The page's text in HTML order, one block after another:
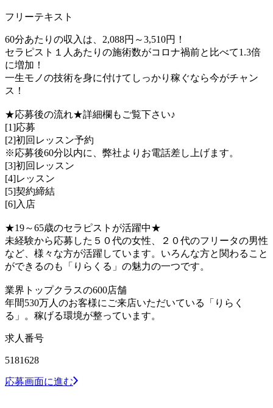
フリーテキスト
60分あたりの収入は、2,088円～3,510円！
セラピスト１人あたりの施術数がコロナ禍前と比べて1.3倍
に増加！
一生モノの技術を身に付けてしっかり稼ぐなら今がチャン
ス！
★応募後の流れ★詳細欄もご覧下さい♪
[1]応募
[2]初回レッスン予約
※応募後60分以内に、弊社よりお電話差し上げます。
[3]初回レッスン
[4]レッスン
[5]契約締結
[6]入店
★19～65歳のセラピストが活躍中★
未経験から応募した５０代の女性、２０代のフリータの男性
など、様々な方が活躍しています。いろんな方と関わること
ができるのも「りらくる」の魅力の一つです。
業界トップクラスの600店舗
年間530万人のお客様にご来店いただいている「りらく
る」。稼げる環境が整っています。
求人番号
5181628
応募画面に進む